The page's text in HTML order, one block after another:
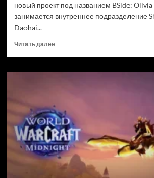
новый проект под названием BSide: Olivia
занимается внутреннее подразделение
Daohai...
Читать далееПрочитать
Создатели
виртуального
десктопного
компаньона
BSide:
Olivia
Lin